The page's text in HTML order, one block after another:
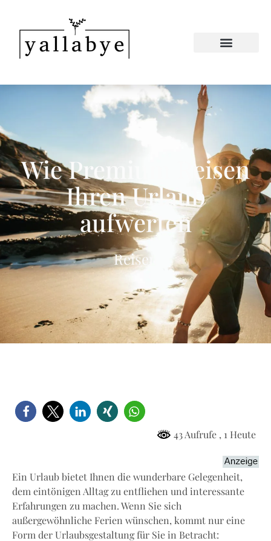
Wie Premium Reisen
Ihren Urlaub
aufwerten
Reisen
43 Aufrufe , 1 Heute
Ein Urlaub bietet Ihnen die wunderbare Gelegenheit,
dem eintönigen Alltag zu entfliehen und interessante
Erfahrungen zu machen. Wenn Sie sich
außergewöhnliche Ferien wünschen, kommt nur eine
Form der Urlaubsgestaltung für Sie in Betracht: